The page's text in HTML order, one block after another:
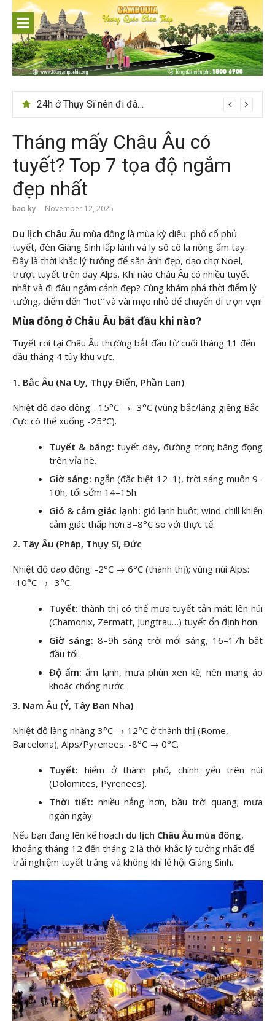
content
Du lịch Sri Lanka – Bật mí nên đi mùa nào đẹp
Tháng mấy Châu Âu có
tuyết? Top 7 tọa độ ngắm
đẹp nhất
bao ky November 12, 2025
Du lịch Châu Âu mùa đông là mùa kỳ diệu: phố cổ phủ
tuyết, đèn Giáng Sinh lấp lánh và ly sô cô la nóng ấm tay.
Đây là thời khắc lý tưởng để săn ảnh đẹp, dạo chợ Noel,
trượt tuyết trên dãy Alps. Khi nào Châu Âu có nhiều tuyết
nhất và đi đâu ngắm cảnh đẹp? Cùng khám phá thời điểm lý
tưởng, điểm đến “hot” và vài mẹo nhỏ để chuyến đi trọn vẹn!
Mùa đông ở Châu Âu bắt đầu khi nào?
Tuyết rơi tại Châu Âu thường bắt đầu từ cuối tháng 11 đến
đầu tháng 4 tùy khu vực.
1. Bắc Âu (Na Uy, Thụy Điển, Phần Lan)
Nhiệt độ dao động: -15°C → -3°C (vùng bắc/láng giềng Bắc
Cực có thể xuống -25°C).
Tuyết & băng: tuyết dày, đường trơn; băng đọng
trên vỉa hè.
Giờ sáng: ngắn (đặc biệt 12–1), trời sáng muộn 9–
10h, tối sớm 14–15h.
Gió & cảm giác lạnh: gió lạnh buốt; wind-chill khiến
cảm giác thấp hơn 3–8°C so với thực tế.
2. Tây Âu (Pháp, Thụy Sĩ, Đức
Nhiệt độ dao động: -2°C → 6°C (thành thị); vùng núi Alps:
-10°C → -3°C.
Tuyết: thành thị có thể mưa tuyết tản mát; lên núi
(Chamonix, Zermatt, Jungfrau…) tuyết ổn định hơn.
Giờ sáng: 8–9h sáng trời mới sáng, 16–17h bắt
đầu tối.
Độ ẩm: ẩm lạnh, mưa phùn xen kẽ; nên mang áo
khoác chống nước.
3. Nam Âu (Ý, Tây Ban Nha)
Nhiệt độ làng nhàng 3°C → 12°C ở thành thị (Rome,
Barcelona); Alps/Pyrenees: -8°C → 0°C.
Tuyết: hiếm ở thành phố, chính yếu trên núi
(Dolomites, Pyrenees).
Thời tiết: nhiều nắng hơn, bầu trời quang; mưa
ngắn ngày.
Nếu bạn đang lên kế hoạch du lịch Châu Âu mùa đông,
khoảng tháng 12 đến tháng 2 là thời khắc lý tưởng nhất để
trải nghiệm tuyết trắng và không khí lễ hội Giáng Sinh.